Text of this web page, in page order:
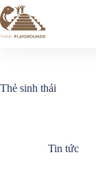
Thẻ sinh thái
Tin tức